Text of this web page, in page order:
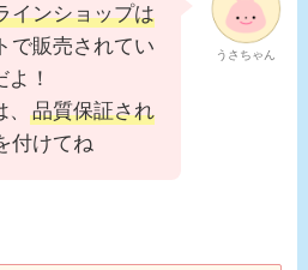
うさちゃん
インショップは
で販売されてい
よ！
、品質保証され
付けてね